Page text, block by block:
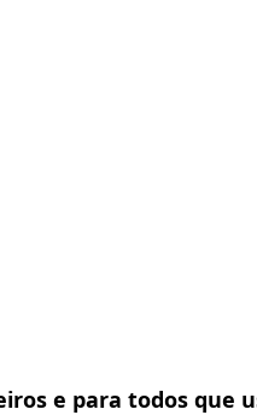
e para todos que